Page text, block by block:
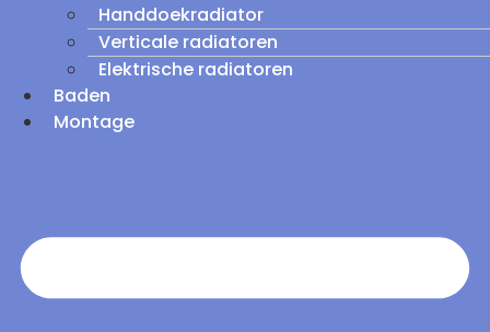
Handdoekradiator
Verticale radiatoren
Elektrische radiatoren
Baden
Montage